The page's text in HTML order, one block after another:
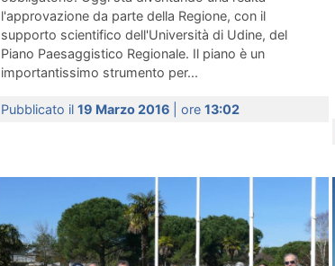
l'approvazione da parte della Regione, con il
supporto scientifico dell'Università di Udine, del
Piano Paesaggistico Regionale. Il piano è un
importantissimo strumento per...
Pubblicato il 19 Marzo 2016 | ore 13:02